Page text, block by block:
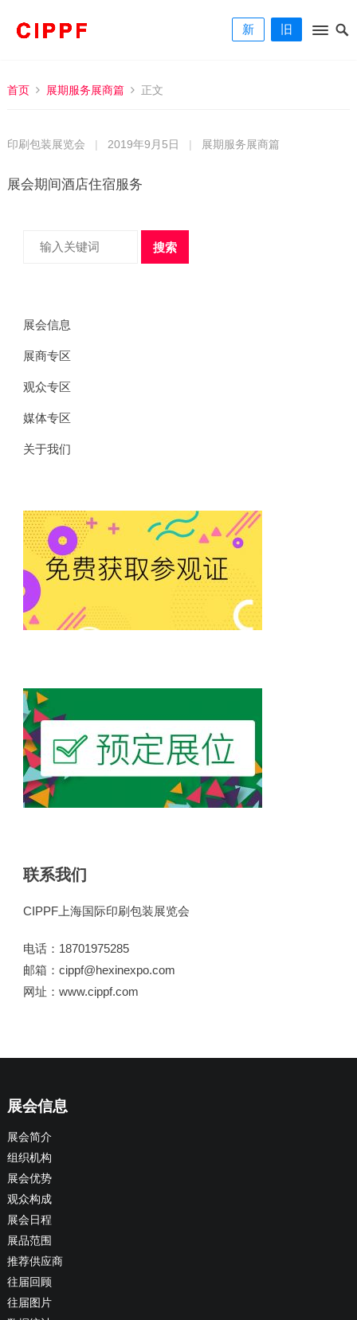
新 旧
首页 展期服务展商篇 正文
印刷包装展览会 2019年9月5日 展期服务展商篇
展会期间酒店住宿服务
搜索
展会信息
展商专区
观众专区
媒体专区
关于我们
联系我们
CIPPF上海国际印刷包装展览会
电话：18701975285
邮箱：cippf@hexinexpo.com
网址：www.cippf.com
展会信息
展会简介
组织机构
展会优势
观众构成
展会日程
展品范围
推荐供应商
往届回顾
往届图片